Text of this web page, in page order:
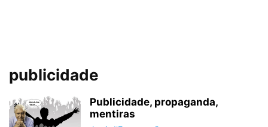
publicidade
Publicidade, propaganda,
mentiras